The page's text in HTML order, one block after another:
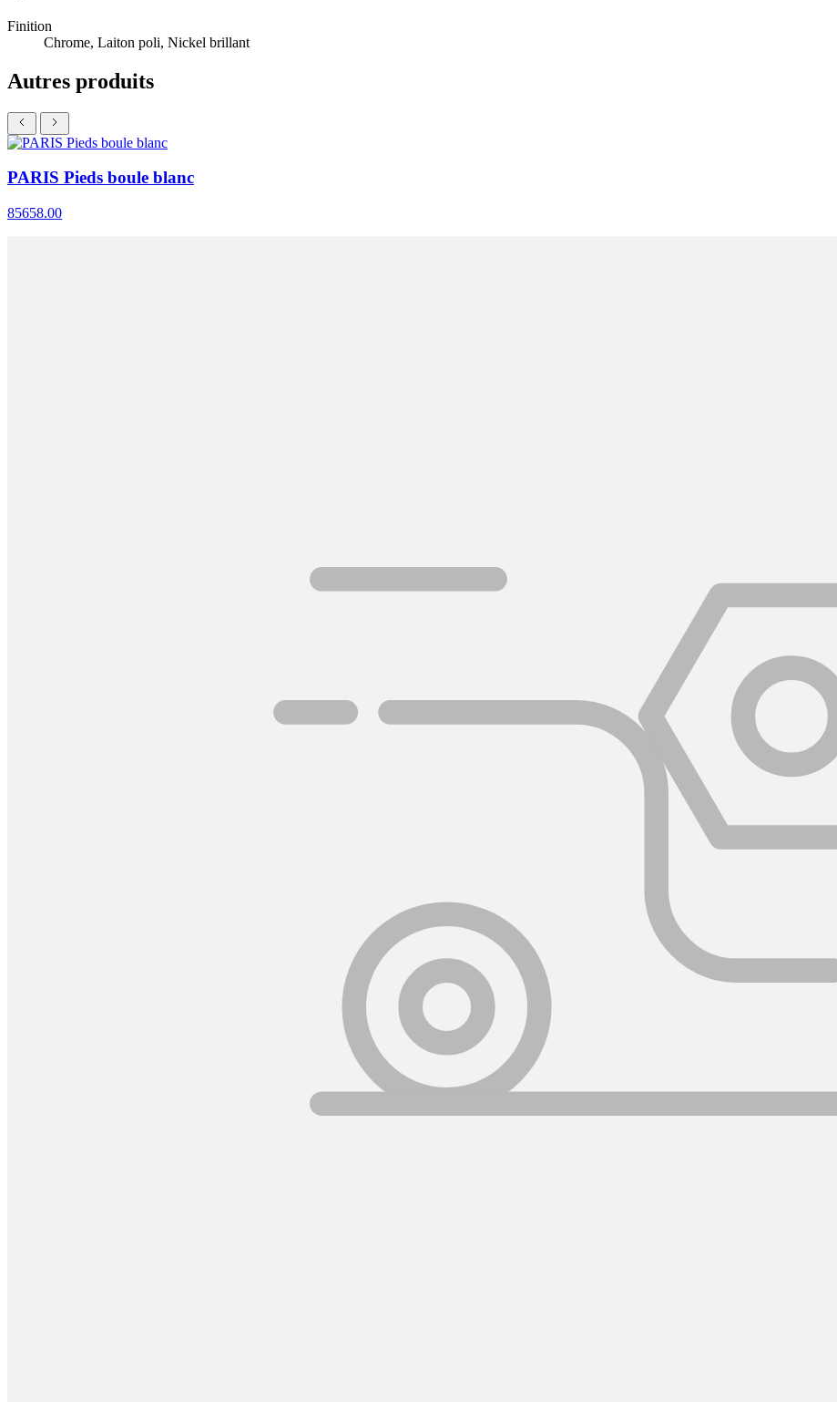
Finition
Chrome, Laiton poli, Nickel brillant
Autres produits
PARIS Pieds boule blanc
85658.00